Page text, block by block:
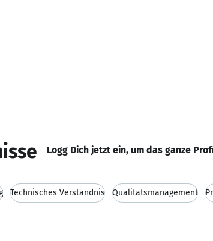
Logg Dich jetzt ein, um das ganze
Technisches Verständnis Qualitätsmanagement